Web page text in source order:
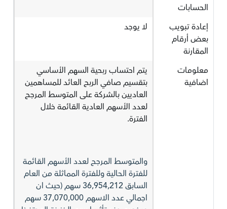
الحسابات
إعادة تبويب
بعض أرقام
المقارنة
لا يوجد
معلومات
اضافية
يتم احتساب ربحية السهم الأساسي
بتقسيم صافي الربح العائد للمساهمين
العاديين بالشركة على المتوسط المرجح
لعدد الأسهم العادية القائمة خلال
الفترة.
والمتوسط المرجح لعدد الأسهم القائمة
للفترة الحالية وللفترة المماثلة من العام
السابق 36,954,212 سهم (حيث ان
اجمالي عدد الاسهم 37,070,000 سهم